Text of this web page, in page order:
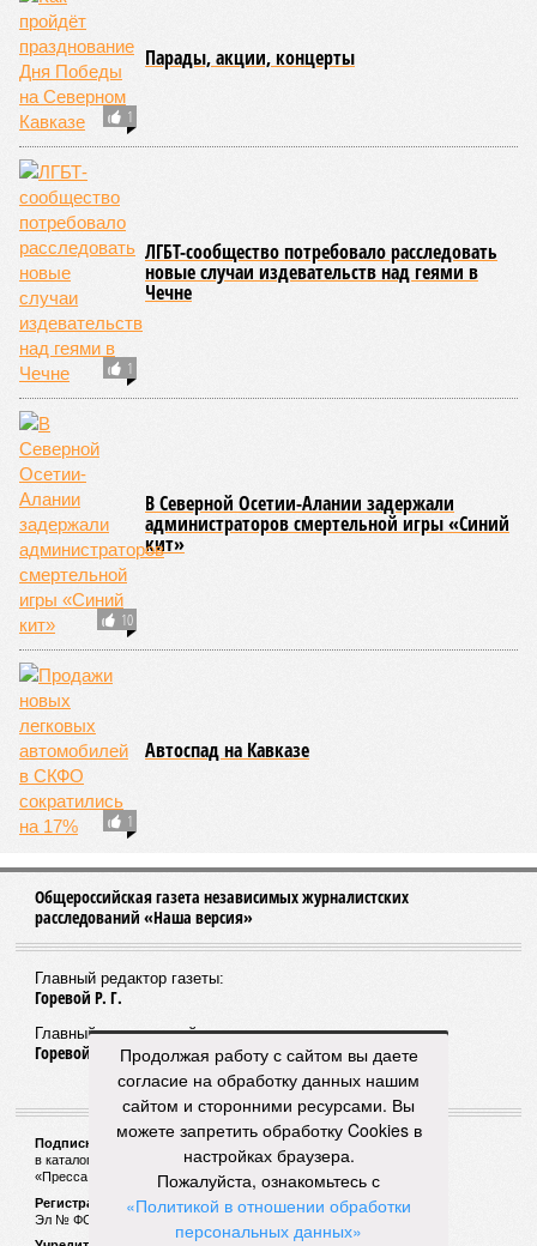
пути к двум селам всё ещё остаются заблокированными.
Ранее в Унцукульском районе Дагестана из-за
повреждения дорожного полотна протяжённостью 110
метров и серьёзных нарушений в системе водоснабжения
был объявлен режим ЧС. Для борьбы с паводками в
республике активно задействуют волонтёров.
В Кисловодске
05/08
Ставрополье вошло в топ-10 регионов России по
турпотоку в первой половине 2026 года
05/08
Более трети автомобилистов Северного Кавказа
стали реже пользоваться машиной
04/08
В Северной Осетии задержали мужчину за стрельбу
на базе отдыха
04/08
тысячи рублей
04/08
участков под жилую застройку
НОВОСТИ ПАРТНЕРОВ
Новости smi2.ru
ЕЩЕ ИЗ РАЗДЕЛА «ВЛАСТЬ»
В Дагестане депутат сельсовета обвиняется в
избиении своего коллеги
Продолжая работу с сайтом вы даете
согласие на обработку данных нашим
сайтом и сторонними ресурсами. Вы
можете запретить обработку Cookies в
настройках браузера.
Пожалуйста, ознакомьтесь с
«Политикой в отношении обработки
персональных данных»